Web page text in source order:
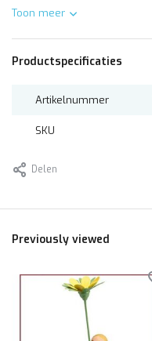
Toon meer
Productspecificaties
Artikelnummer
SKU
Delen
Previously viewed